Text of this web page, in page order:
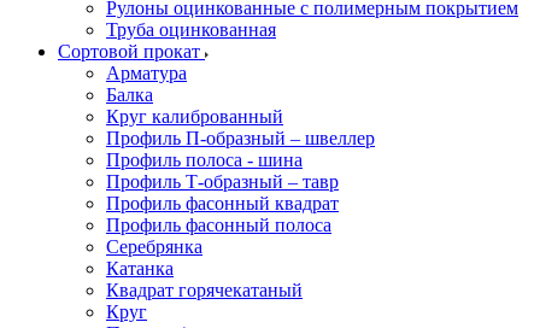
Рулоны оцинкованные с полимерным покрытием
Труба оцинкованная
Сортовой прокат
Арматура
Балка
Круг калиброванный
Профиль П-образный – швеллер
Профиль полоса - шина
Профиль Т-образный – тавр
Профиль фасонный квадрат
Профиль фасонный полоса
Серебрянка
Катанка
Квадрат горячекатаный
Круг